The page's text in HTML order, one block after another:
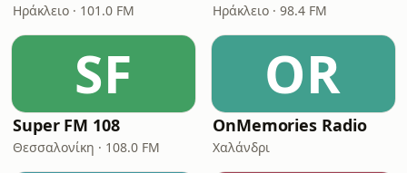
Ηράκλειο · 101.0 FM Ηράκλειο · 98.4 FM
SF
Super FM 108
Θεσσαλονίκη · 108.0 FM
OR
OnMemories Radio
Χαλάνδρι